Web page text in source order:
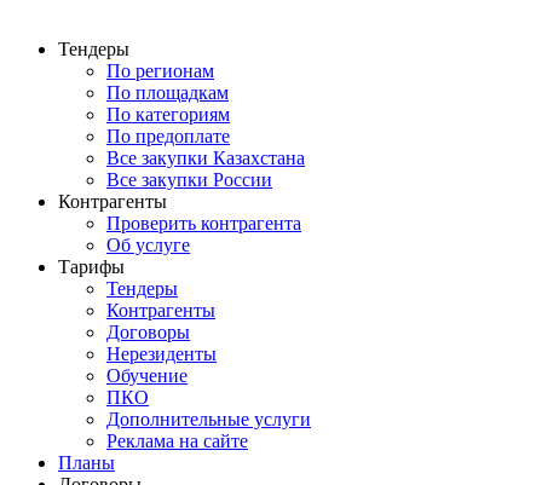
Тендеры
По регионам
По площадкам
По категориям
По предоплате
Все закупки Казахстана
Все закупки России
Контрагенты
Проверить контрагента
Об услуге
Тарифы
Тендеры
Контрагенты
Договоры
Нерезиденты
Обучение
ПКО
Дополнительные услуги
Реклама на сайте
Планы